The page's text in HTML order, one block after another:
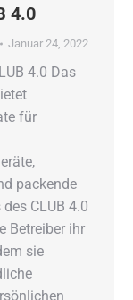
4.0
Januar 24, 2022
4.0 Das
für
packende
CLUB 4.0
Betreiber ihr
sie